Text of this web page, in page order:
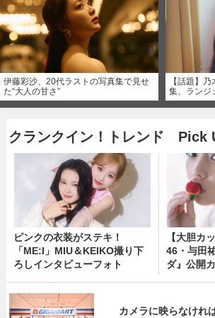
伊藤彩沙、20代ラストの写真集で見せ
た“大人の甘さ”
【話題】
集、ランジ
クランクイン！トレンド Pick
ピンクの衣装がステキ！
「ME:I」MIU＆KEIKO撮り下
ろしインタビューフォト
【大胆カ
46・与田
ダ』公開
カメラに映らなけ